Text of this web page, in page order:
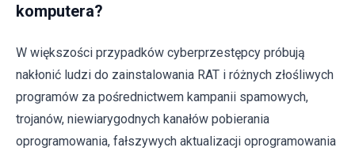
komputera?
W większości przypadków cyberprzestępcy próbują
nakłonić ludzi do zainstalowania RAT i różnych złośliwych
programów za pośrednictwem kampanii spamowych,
trojanów, niewiarygodnych kanałów pobierania
oprogramowania, fałszywych aktualizacji oprogramowania